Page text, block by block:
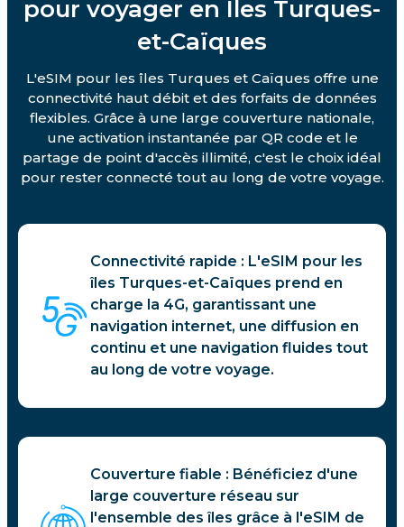
pour voyager en Îles Turques-
et-Caïques
L'eSIM pour les îles Turques et Caïques offre une
connectivité haut débit et des forfaits de données
flexibles. Grâce à une large couverture nationale,
une activation instantanée par QR code et le
partage de point d'accès illimité, c'est le choix idéal
pour rester connecté tout au long de votre voyage.
Connectivité rapide : L'eSIM pour les
îles Turques-et-Caïques prend en
charge la 4G, garantissant une
navigation internet, une diffusion en
continu et une navigation fluides tout
au long de votre voyage.
Couverture fiable : Bénéficiez d'une
large couverture réseau sur
l'ensemble des îles grâce à l'eSIM de